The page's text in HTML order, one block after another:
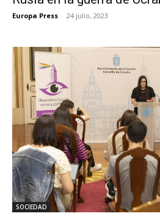
Europa Press - 24 julio, 2023
SOCIEDAD